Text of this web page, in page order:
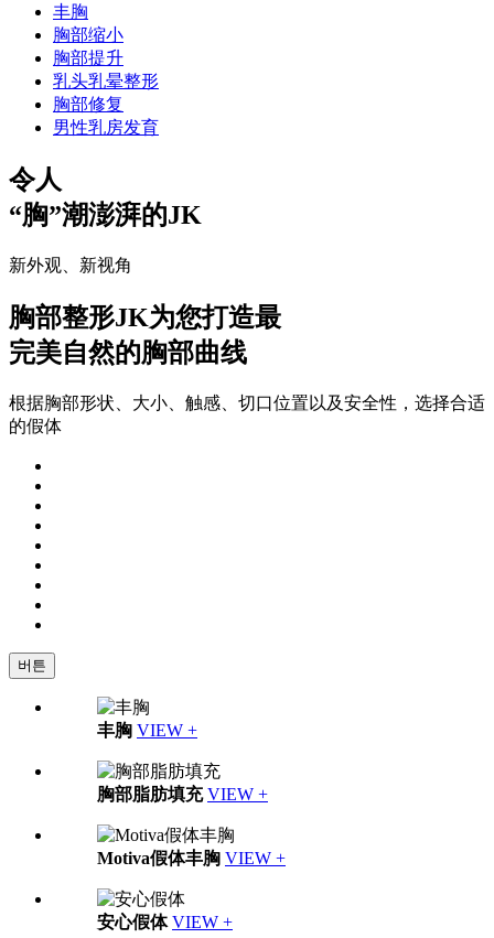
丰胸
胸部缩小
胸部提升
乳头乳晕整形
胸部修复
男性乳房发育
令人
“胸”潮澎湃的JK
新外观、新视角
胸部整形JK为您打造最
完美自然的胸部曲线
根据胸部形状、大小、触感、切口位置以及安全性，选择合适
的假体
버튼
丰胸 VIEW +
胸部脂肪填充 VIEW +
Motiva假体丰胸 VIEW +
安心假体 VIEW +